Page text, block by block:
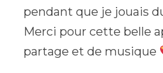
pendant que je jouais
Merci pour cette belle
partage et de musique